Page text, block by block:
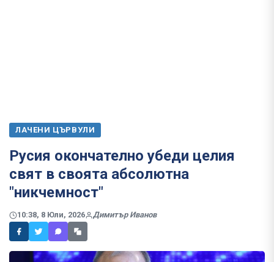
ЛАЧЕНИ ЦЪРВУЛИ
Русия окончателно убеди целия
свят в своята абсолютна
"никчемност"
10:38, 8 Юли, 2026 Димитър Иванов